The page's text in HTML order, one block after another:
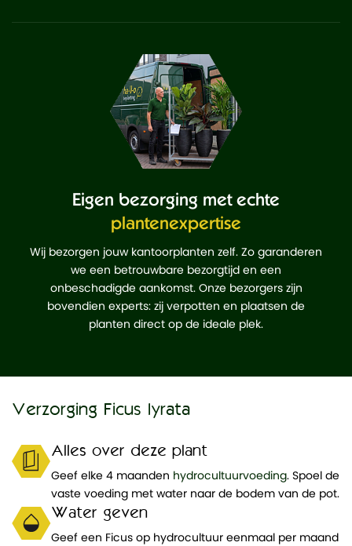
Eigen bezorging met echte
plantenexpertise
Wij bezorgen jouw kantoorplanten zelf. Zo garanderen
we een betrouwbare bezorgtijd en een
onbeschadigde aankomst. Onze bezorgers zijn
bovendien experts: zij verpotten en plaatsen de
planten direct op de ideale plek.
Verzorging Ficus lyrata
Alles over deze plant
Geef elke 4 maanden hydrocultuurvoeding. Spoel de
vaste voeding met water naar de bodem van de pot.
Water geven
Geef een Ficus op hydrocultuur eenmaal per maand